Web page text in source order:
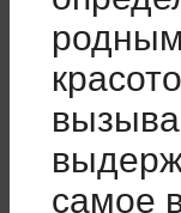
самое